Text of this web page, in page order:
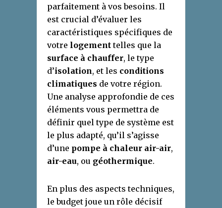
parfaitement à vos besoins. Il
est crucial d’évaluer les
caractéristiques spécifiques de
votre logementtelles que la
surface à chauffer, le type
d’isolation, et les conditions
climatiques de votre région.
Une analyse approfondie de ces
éléments vous permettra de
définir quel type de système est
le plus adapté, qu’il s’agisse
d’une pompe à chaleur air-air,
air-eau, ou géothermique.
En plus des aspects techniques,
le budget joue un rôle décisif